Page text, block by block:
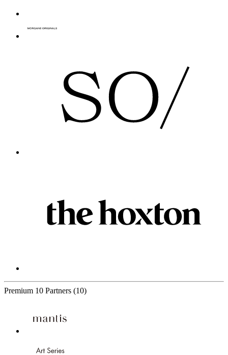
Premium 10 Partners (10)